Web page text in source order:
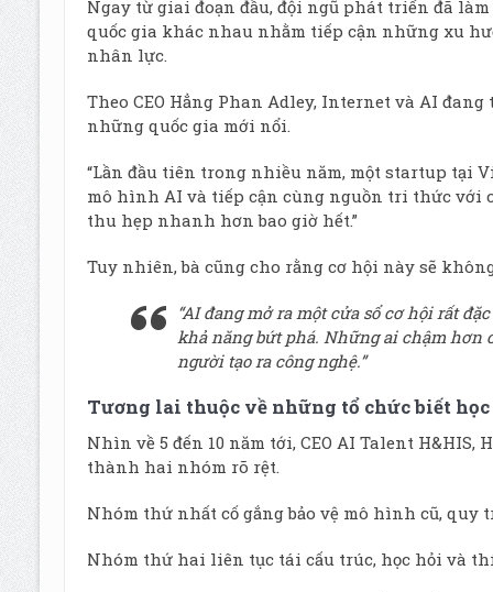
Ngay từ giai đoạn đầu, đội ngũ phát triển đã
quốc gia khác nhau nhằm tiếp cận những xu
nhân lực.
Theo CEO Hẳng Phan Adley, Internet và AI
những quốc gia mới nổi.
“Lần đầu tiên trong nhiều năm, một startup tại
mô hình AI và tiếp cận cùng nguồn tri thức với
thu hẹp nhanh hơn bao giờ hết.”
Tuy nhiên, bà cũng cho rằng cơ hội này sẽ
“AI đang mở ra một cửa sổ cơ hội rất
khả năng bứt phá. Những ai chậm hơn
người tạo ra công nghệ.”
Tương lai thuộc về những tổ chức biết
Nhìn về 5 đến 10 năm tới, CEO AI Talent
thành hai nhóm rõ rệt.
Nhóm thứ nhất cố gắng bảo vệ mô hình cũ,
Nhóm thứ hai liên tục tái cấu trúc, học hỏi và